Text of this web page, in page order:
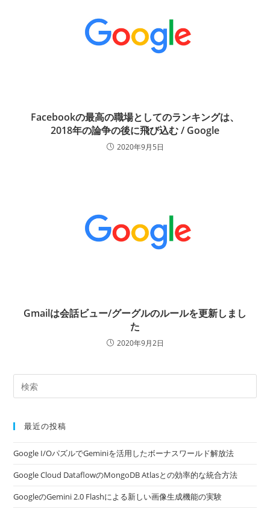
Facebookの最高の職場としてのランキングは、
2018年の論争の後に飛び込む / Google
2020年9月5日
Gmailは会話ビュー/グーグルのルールを更新しまし
た
2020年9月2日
最近の投稿
Google I/OパズルでGeminiを活用したボーナスワールド解放法
Google Cloud DataflowのMongoDB Atlasとの効率的な統合方法
GoogleのGemini 2.0 Flashによる新しい画像生成機能の実験